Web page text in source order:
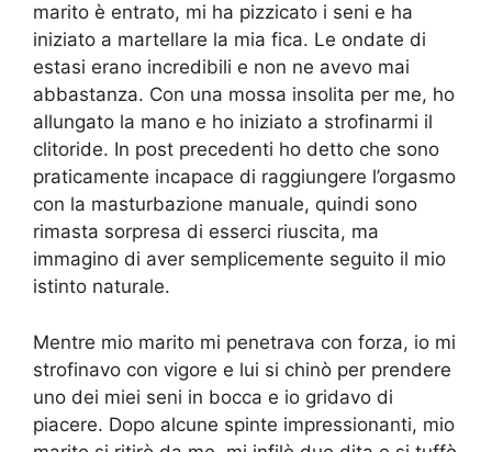
marito è entrato, mi ha pizzicato i seni e ha
iniziato a martellare la mia fica. Le ondate di
estasi erano incredibili e non ne avevo mai
abbastanza. Con una mossa insolita per me, ho
allungato la mano e ho iniziato a strofinarmi il
clitoride. In post precedenti ho detto che sono
praticamente incapace di raggiungere l’orgasmo
con la masturbazione manuale, quindi sono
rimasta sorpresa di esserci riuscita, ma
immagino di aver semplicemente seguito il mio
istinto naturale.
Mentre mio marito mi penetrava con forza, io mi
strofinavo con vigore e lui si chinò per prendere
uno dei miei seni in bocca e io gridavo di
piacere. Dopo alcune spinte impressionanti, mio